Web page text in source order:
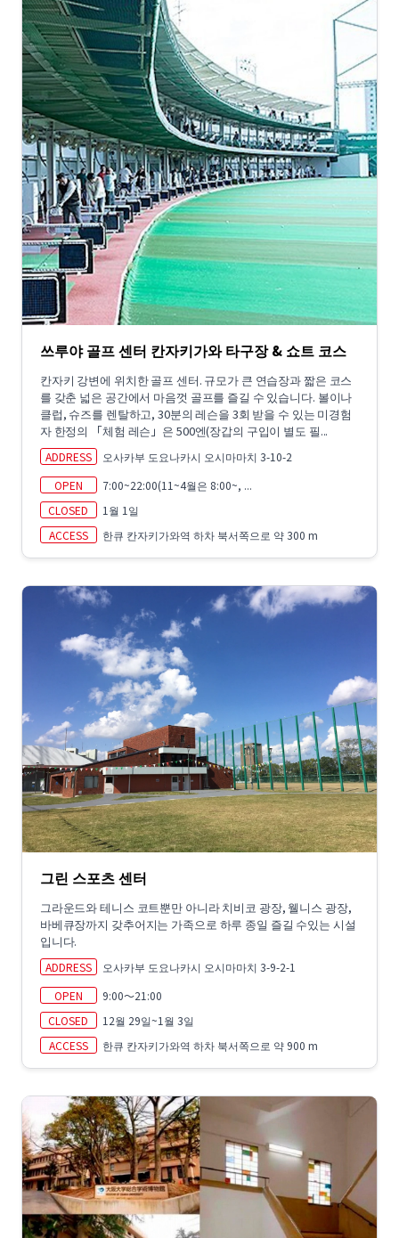
쓰루야 골프 센터 칸자키가와 타구장 & 쇼트 코스
칸자키 강변에 위치한 골프 센터. 규모가 큰 연습장과 짧은 코스
를 갖춘 넓은 공간에서 마음껏 골프를 즐길 수 있습니다. 볼이나
클럽, 슈즈를 렌탈하고, 30분의 레슨을 3회 받을 수 있는 미경험
자 한정의 「체험 레슨」은 500엔(장갑의 구입이 별도 필...
ADDRESS
오사카부 도요나카시 오시마마치 3-10-2
OPEN
7:00~22:00(11~4월은 8:00~, ...
CLOSED
1월 1일
ACCESS
한큐 칸자키가와역 하차 북서쪽으로 약 300 m
그린 스포츠 센터
그라운드와 테니스 코트뿐만 아니라 치비코 광장, 웰니스 광장,
바베큐장까지 갖추어지는 가족으로 하루 종일 즐길 수있는 시설
입니다.
ADDRESS
오사카부 도요나카시 오시마마치 3-9-2-1
OPEN
9:00～21:00
CLOSED
12월 29일~1월 3일
ACCESS
한큐 칸자키가와역 하차 북서쪽으로 약 900 m